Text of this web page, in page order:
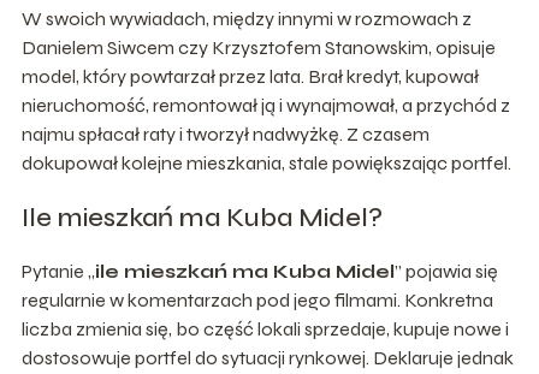
W swoich wywiadach, między innymi w rozmowach z
Danielem Siwcem czy Krzysztofem Stanowskim, opisuje
model, który powtarzał przez lata. Brał kredyt, kupował
nieruchomość, remontował ją i wynajmował, a przychód z
najmu spłacał raty i tworzył nadwyżkę. Z czasem
dokupował kolejne mieszkania, stale powiększając portfel.
Ile mieszkań ma Kuba Midel?
Pytanie „ile mieszkań ma Kuba Midel” pojawia się
regularnie w komentarzach pod jego filmami. Konkretna
liczba zmienia się, bo część lokali sprzedaje, kupuje nowe i
dostosowuje portfel do sytuacji rynkowej. Deklaruje jednak